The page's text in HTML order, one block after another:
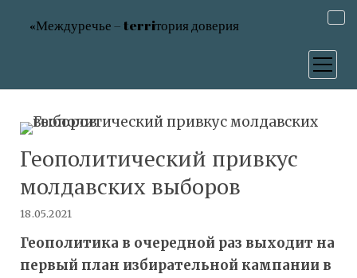
«Междуречье – terriтория доверия
меню
Геополитический привкус
молдавских выборов
18.05.2021
Геополитика в очередной раз выходит на
первый план избирательной кампании в